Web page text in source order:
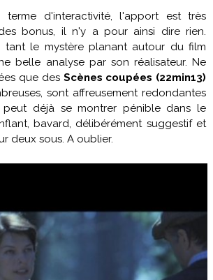
terme d'interactivité, l'apport est très
bonus, il n'y a pour ainsi dire rien.
tant le mystère planant autour du film
belle analyse par son réalisateur. Ne
que des Scènes coupées (22min13)
sont affreusement redondantes
déjà se montrer pénible dans le
bavard, délibérément suggestif et
deux sous. A oublier.